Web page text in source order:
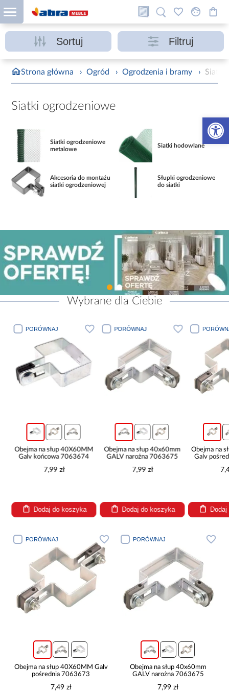
Otwórz
Sortuj Filtruj
Strona główna › Ogród › Ogrodzenia i bramy › Siatki
Siatki ogrodzeniowe
Siatki ogrodzeniowe
metalowe
Siatki hodowlane
Akcesoria do montażu
siatki ogrodzeniowej
Słupki ogrodzeniowe
do siatki
Wybrane dla Ciebie
PORÓWNAJ
Obejma na słup 40X60MM
Galv końcowa 7063674
7,99 zł
Dodaj do koszyka
PORÓWNAJ
Obejma na słup 40x60mm
GALV narożna 7063675
7,99 zł
Dodaj do koszyka
Obejma na
Galv
PORÓWNAJ
Obejma na słup 40X60MM Galv
pośrednia 7063673
7,49 zł
PORÓWNAJ
Obejma na słup 40x60mm
GALV narożna 7063675
7,99 zł